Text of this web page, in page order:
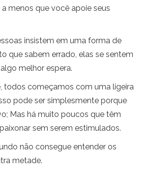
menos que você apoie seus
insistem em uma forma de
que sabem errado, elas se sentem
melhor espera.
todos começamos com uma ligeira
pode ser simplesmente porque
Mas há muito poucos que têm
sem serem estimulados.
não consegue entender os
metade.